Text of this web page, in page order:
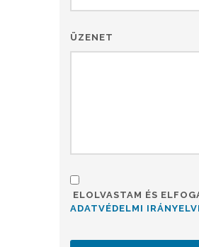
ÜZENET
ELOLVASTAM ÉS
ADATVÉDELMI